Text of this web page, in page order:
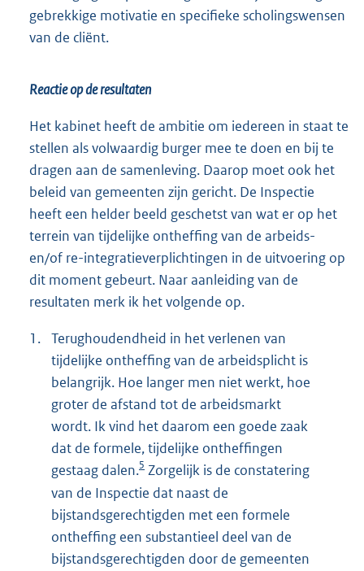
gebrekkige motivatie en specifieke scholingswensen
van de cliënt.
Reactie op de resultaten
Het kabinet heeft de ambitie om iedereen in staat te
stellen als volwaardig burger mee te doen en bij te
dragen aan de samenleving. Daarop moet ook het
beleid van gemeenten zijn gericht. De Inspectie
heeft een helder beeld geschetst van wat er op het
terrein van tijdelijke ontheffing van de arbeids-
en/of re-integratieverplichtingen in de uitvoering op
dit moment gebeurt. Naar aanleiding van de
resultaten merk ik het volgende op.
1. Terughoudendheid in het verlenen van
tijdelijke ontheffing van de arbeidsplicht is
belangrijk. Hoe langer men niet werkt, hoe
groter de afstand tot de arbeidsmarkt
wordt. Ik vind het daarom een goede zaak
dat de formele, tijdelijke ontheffingen
gestaag dalen.5 Zorgelijk is de constatering
van de Inspectie dat naast de
bijstandsgerechtigden met een formele
ontheffing een substantieel deel van de
bijstandsgerechtigden door de gemeenten